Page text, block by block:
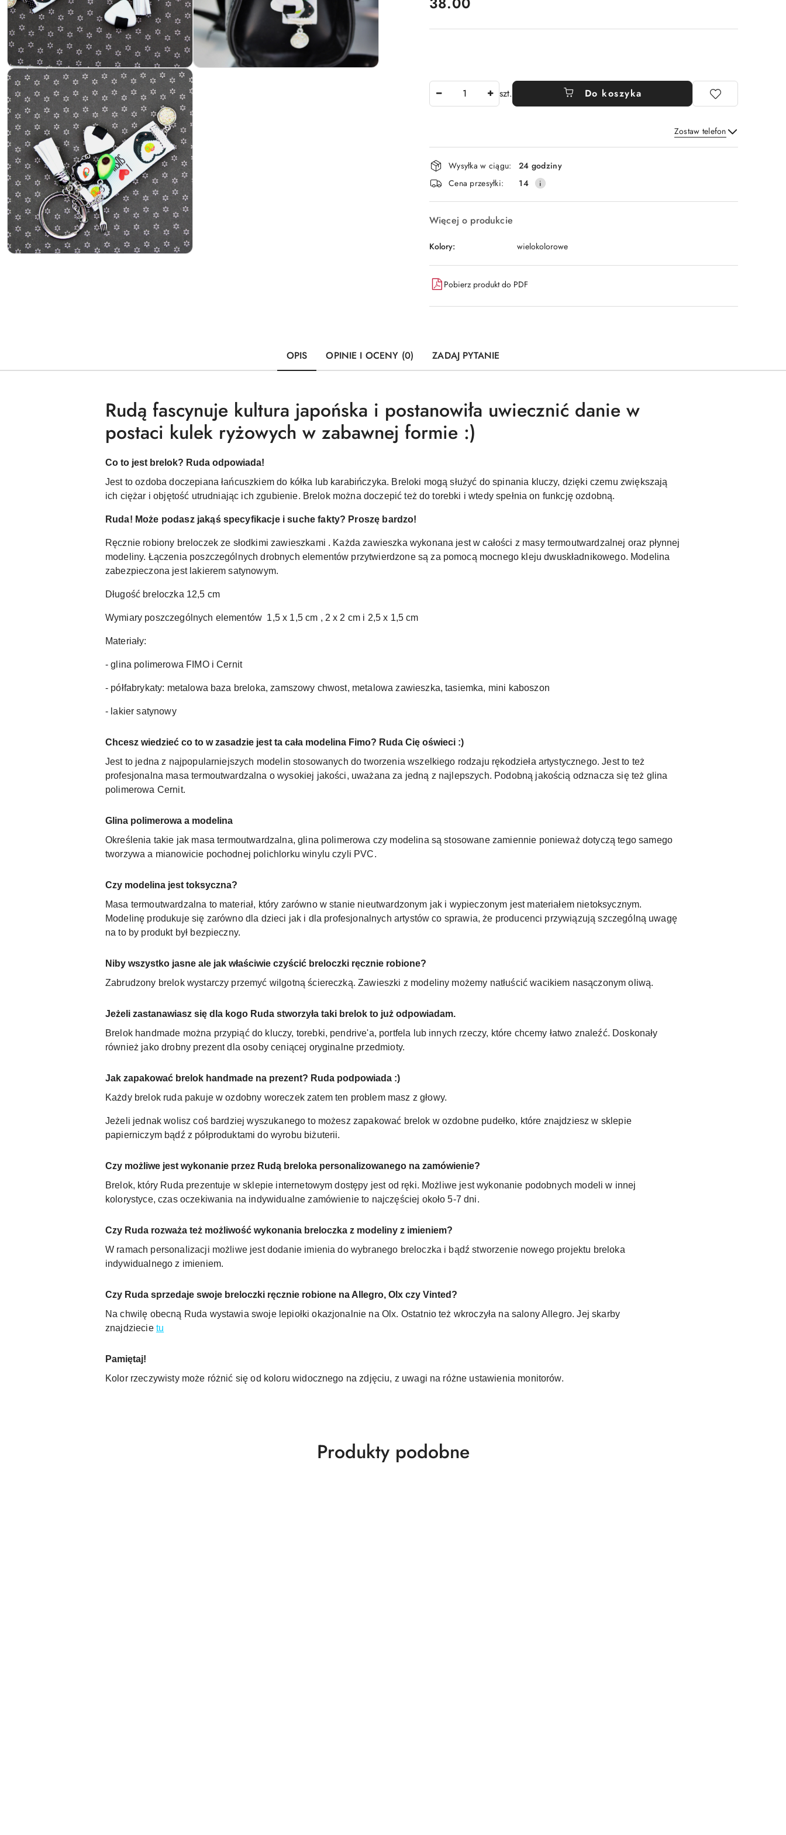
szt. Do koszyka
Zostaw telefon
Wyślij
Dostępność
i
dostawa
Wysyłka w ciągu:
24 godziny
Cena przesyłki:
14
Więcej o produkcie
Kolory: wielokolorowe
Pobierz produkt do PDF
OPIS OPINIE I OCENY (0) ZADAJ PYTANIE
Rudą fascynuje kultura japońska i postanowiła uwiecznić danie w
postaci kulek ryżowych w zabawnej formie :)
Co to jest brelok? Ruda odpowiada!
Jest to ozdoba doczepiana łańcuszkiem do kółka lub karabińczyka. Breloki mogą służyć do spinania kluczy, dzięki czemu zwiększają
ich ciężar i objętość utrudniając ich zgubienie. Brelok można doczepić też do torebki i wtedy spełnia on funkcję ozdobną.
Ruda! Może podasz jakąś specyfikacje i suche fakty? Proszę bardzo!
Ręcznie robiony breloczek ze słodkimi zawieszkami . Każda zawieszka wykonana jest w całości z masy termoutwardzalnej oraz płynnej
modeliny. Łączenia poszczególnych drobnych elementów przytwierdzone są za pomocą mocnego kleju dwuskładnikowego. Modelina
zabezpieczona jest lakierem satynowym.
Długość breloczka 12,5 cm
Wymiary poszczególnych elementów 1,5 x 1,5 cm , 2 x 2 cm i 2,5 x 1,5 cm
Materiały:
- glina polimerowa FIMO i Cernit
- półfabrykaty: metalowa baza breloka, zamszowy chwost, metalowa zawieszka, tasiemka, mini kaboszon
- lakier satynowy
Chcesz wiedzieć co to w zasadzie jest ta cała modelina Fimo? Ruda Cię oświeci :)
Jest to jedna z najpopularniejszych modelin stosowanych do tworzenia wszelkiego rodzaju rękodzieła artystycznego. Jest to też
profesjonalna masa termoutwardzalna o wysokiej jakości, uważana za jedną z najlepszych. Podobną jakością odznacza się też glina
polimerowa Cernit.
Glina polimerowa a modelina
Określenia takie jak masa termoutwardzalna, glina polimerowa czy modelina są stosowane zamiennie ponieważ dotyczą tego samego
tworzywa a mianowicie pochodnej polichlorku winylu czyli PVC.
Czy modelina jest toksyczna?
Masa termoutwardzalna to materiał, który zarówno w stanie nieutwardzonym jak i wypieczonym jest materiałem nietoksycznym.
Modelinę produkuje się zarówno dla dzieci jak i dla profesjonalnych artystów co sprawia, że producenci przywiązują szczególną uwagę
na to by produkt był bezpieczny.
Niby wszystko jasne ale jak właściwie czyścić breloczki ręcznie robione?
Zabrudzony brelok wystarczy przemyć wilgotną ściereczką. Zawieszki z modeliny możemy natłuścić wacikiem nasączonym oliwą.
Jeżeli zastanawiasz się dla kogo Ruda stworzyła taki brelok to już odpowiadam.
Brelok handmade można przypiąć do kluczy, torebki, pendrive'a, portfela lub innych rzeczy, które chcemy łatwo znaleźć. Doskonały
również jako drobny prezent dla osoby ceniącej oryginalne przedmioty.
Jak zapakować brelok handmade na prezent? Ruda podpowiada :)
Każdy brelok ruda pakuje w ozdobny woreczek zatem ten problem masz z głowy.
Jeżeli jednak wolisz coś bardziej wyszukanego to możesz zapakować brelok w ozdobne pudełko, które znajdziesz w sklepie
papierniczym bądź z półproduktami do wyrobu biżuterii.
Czy możliwe jest wykonanie przez Rudą breloka personalizowanego na zamówienie?
Brelok, który Ruda prezentuje w sklepie internetowym dostępy jest od ręki. Możliwe jest wykonanie podobnych modeli w innej
kolorystyce, czas oczekiwania na indywidualne zamówienie to najczęściej około 5-7 dni.
Czy Ruda rozważa też możliwość wykonania breloczka z modeliny z imieniem?
W ramach personalizacji możliwe jest dodanie imienia do wybranego breloczka i bądź stworzenie nowego projektu breloka
indywidualnego z imieniem.
Czy Ruda sprzedaje swoje breloczki ręcznie robione na Allegro, Olx czy Vinted?
Na chwilę obecną Ruda wystawia swoje lepiołki okazjonalnie na Olx. Ostatnio też wkroczyła na salony Allegro. Jej skarby
znajdziecie tu
Pamiętaj!
Kolor rzeczywisty może różnić się od koloru widocznego na zdjęciu, z uwagi na różne ustawienia monitorów.
Produkty
Produkty podobne